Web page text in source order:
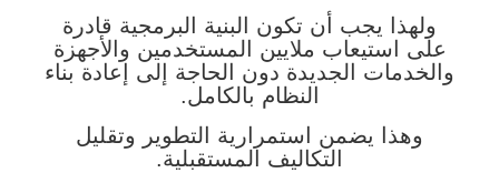
ولهذا يجب أن تكون البنية البرمجية قادرة
على استيعاب ملايين المستخدمين والأجهزة
والخدمات الجديدة دون الحاجة إلى إعادة بناء
النظام بالكامل.
وهذا يضمن استمرارية التطوير وتقليل
التكاليف المستقبلية.